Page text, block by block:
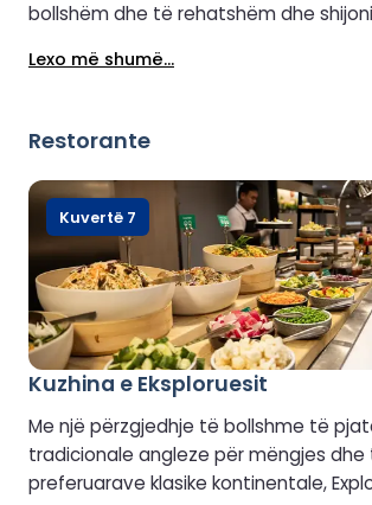
bollshëm dhe të rehatshëm dhe
ushqime falas të zgjedhura me kujdes
çlodhur dhe për t'u kënaqur gjatë
Lexo më shumë...
Restorante
Kuzhina e Eksploruesit
Me një përzgjedhje të bollshme të
tradicionale angleze për mëngjes dhe
preferuarave klasike kontinentale,
Kuvertë 7